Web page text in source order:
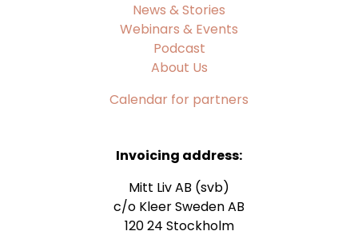
News & Stories
Webinars & Events
Podcast
About Us
Calendar for partners
Invoicing address:
Mitt Liv AB (svb)
c/o Kleer Sweden AB
120 24 Stockholm